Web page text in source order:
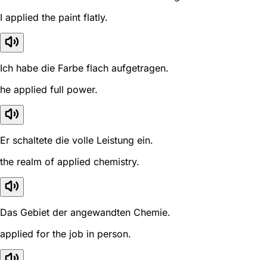
I applied the paint flatly.
Ich habe die Farbe flach aufgetragen.
he applied full power.
Er schaltete die volle Leistung ein.
the realm of applied chemistry.
Das Gebiet der angewandten Chemie.
applied for the job in person.